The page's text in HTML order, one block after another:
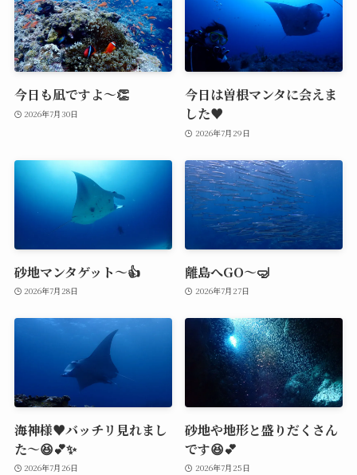
今日も凪ですよ～👏
2026年7月30日
今日は曽根マンタに会えま
した♥️
2026年7月29日
砂地マンタゲット～👍
2026年7月28日
離島へGO～🤿
2026年7月27日
海神様♥️バッチリ見れまし
た～😆💕✨
2026年7月26日
砂地や地形と盛りだくさん
です😆💕
2026年7月25日